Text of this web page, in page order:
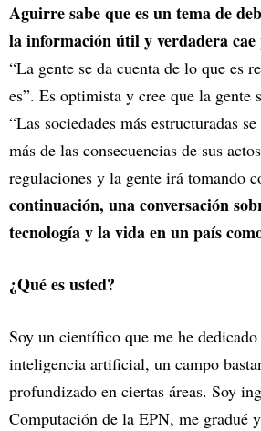
Aguirre sabe que es un tema de
la información útil y verdadera cae
“La gente se da cuenta de lo que es
es”. Es optimista y cree que la gente
“Las sociedades más estructuradas
más de las consecuencias de sus
regulaciones y la gente irá tomando
continuación, una conversación
tecnología y la vida en un país
¿Qué es usted?
Soy un científico que me he
inteligencia artificial, un campo
profundizado en ciertas áreas. Soy
Computación de la EPN, me gradué